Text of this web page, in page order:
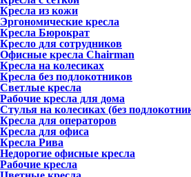
Кресла из кожи
Эргономические кресла
Кресла Бюрократ
Кресло для сотрудников
Офисные кресла Chairman
Кресла на колесиках
Кресла без подлокотников
Светлые кресла
Рабочие кресла для дома
Стулья на колесиках (без
Кресла для операторов
Кресла для офиса
Кресла Рива
Недорогие офисные кресла
Рабочие кресла